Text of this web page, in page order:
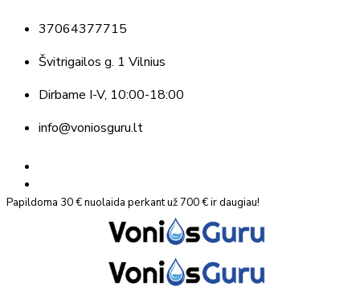
37064377715
Švitrigailos g. 1 Vilnius
Dirbame I-V, 10:00-18:00
info@voniosguru.lt
Papildoma 30 € nuolaida perkant už 700 € ir daugiau!